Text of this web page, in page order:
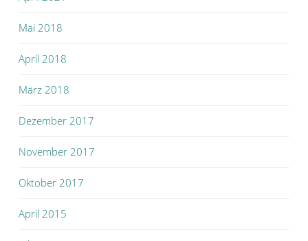
Mai 2018
April 2018
März 2018
Dezember 2017
November 2017
Oktober 2017
April 2015